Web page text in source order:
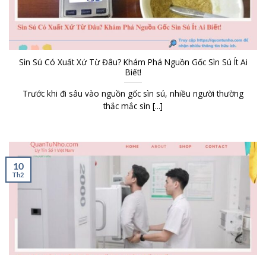
Sìn Sú Có Xuất Xứ Từ Đâu? Khám Phá Nguồn Gốc Sìn Sú Ít Ai
Biết!
Trước khi đi sâu vào nguồn gốc sìn sú, nhiều người thường
thắc mắc sìn [...]
10
Th2